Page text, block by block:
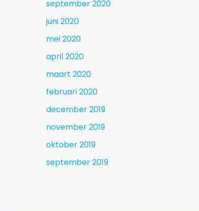
september 2020
juni 2020
mei 2020
april 2020
maart 2020
februari 2020
december 2019
november 2019
oktober 2019
september 2019